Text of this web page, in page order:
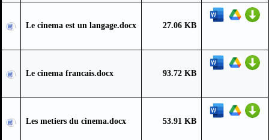
Le cinema est un langage.docx 27.06 KB
Le cinema francais.docx 93.72 KB
Les metiers du cinema.docx 53.91 KB